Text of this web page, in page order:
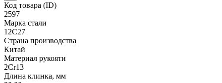
Код товара (ID)
2597
Марка стали
12C27
Страна производства
Китай
Материал рукояти
2Cr13
Длина клинка, мм